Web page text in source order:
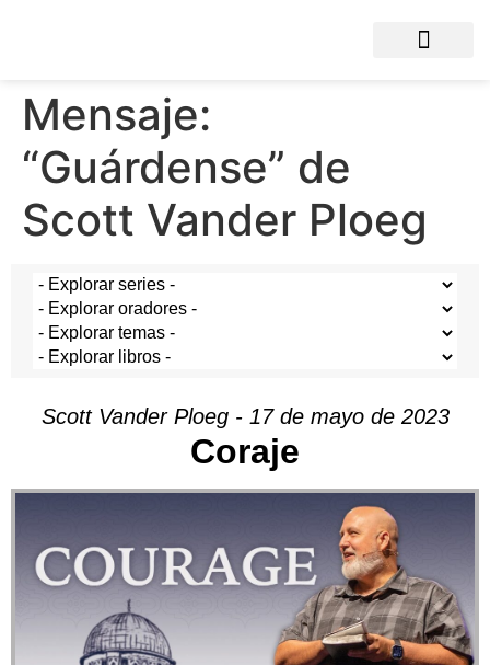
Mensaje:
“Guárdense” de
Scott Vander Ploeg
Scott Vander Ploeg - 17 de mayo de 2023
Coraje